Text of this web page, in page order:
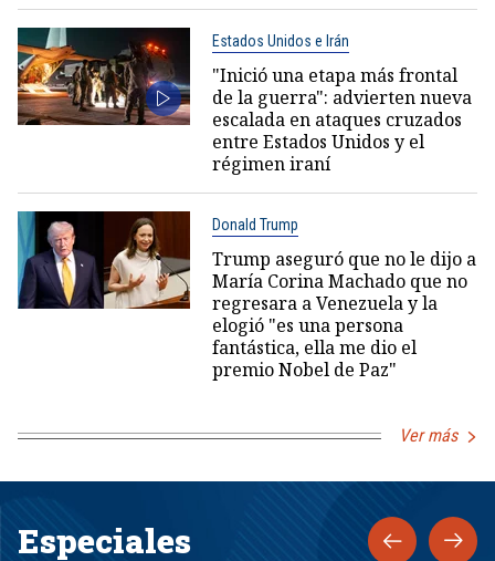
Estados Unidos e Irán
"Inició una etapa más frontal
de la guerra": advierten nueva
escalada en ataques cruzados
entre Estados Unidos y el
régimen iraní
Donald Trump
Trump aseguró que no le dijo a
María Corina Machado que no
regresara a Venezuela y la
elogió "es una persona
fantástica, ella me dio el
premio Nobel de Paz"
Ver más
Especiales